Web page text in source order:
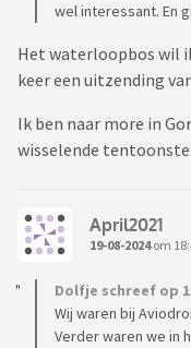
wel interessant. En
Het waterloopbos wil
keer een uitzending
Ik ben naar more in
wisselende
April2021
19-08-2024om
Dolfje schreef op
Wij waren bij
Verder waren we in